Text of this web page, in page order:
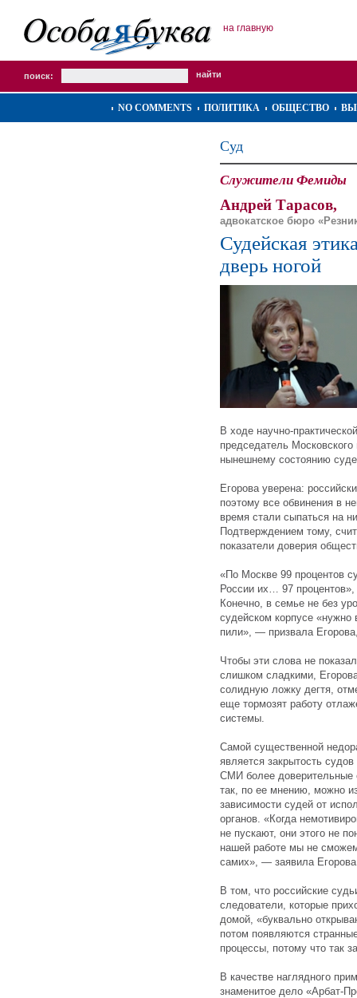
на главную
поиск:
NO COMMENTS ПОЛИТИКА ОБЩЕСТВО
Суд
Служители Фемиды
Андрей Тарасов,
адвокатское бюро
Судейская
дверь ногой
В ходе научно-
председатель
нынешнему состоянию
Егорова уверена:
поэтому все обвинения в
время стали сыпаться на
Подтверждением тому,
показатели доверия
«По Москве 99 процентов
России их… 97
Конечно, в семье не без
судейском корпусе «нужно
пили», — призвала
Чтобы эти слова не
слишком сладкими,
солидную ложку дегтя,
еще тормозят работу
системы.
Самой существенной
является закрытость
СМИ более доверительные
так, по ее мнению, можно
зависимости судей от
органов. «Когда
не пускают, они этого не
нашей работе мы не
самих», — заявила
В том, что российские
следователи, которые
домой, «буквально
потом появляются
процессы, потому что так
В качестве наглядного
знаменитое дело «Арбат-